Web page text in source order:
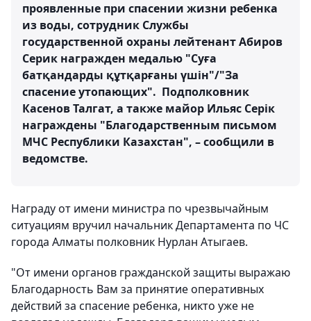
проявленные при спасении жизни ребенка
из воды, сотрудник Службы
государственной охраны лейтенант Абиров
Серик награжден медалью "Суға
батқандарды құтқарғаны үшін"/"За
спасение утопающих". Подполковник
Касенов Талгат, а также майор Ильяс Серік
награждены "Благодарственным письмом
МЧС Республики Казахстан", – сообщили в
ведомстве.
Награду от имени министра по чрезвычайным
ситуациям вручил начальник Департамента по ЧС
города Алматы полковник Нурлан Атыгаев.
"От имени органов гражданской защиты выражаю
Благодарность Вам за принятие оперативных
действий за спасение ребенка, никто уже не